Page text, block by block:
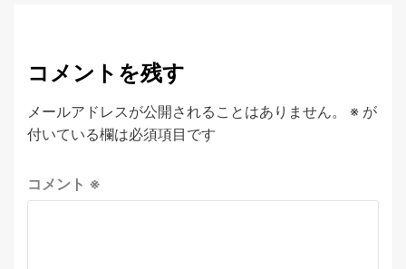
コメントを残す
メールアドレスが公開されることはありません。 ※ が
付いている欄は必須項目です
コメント ※